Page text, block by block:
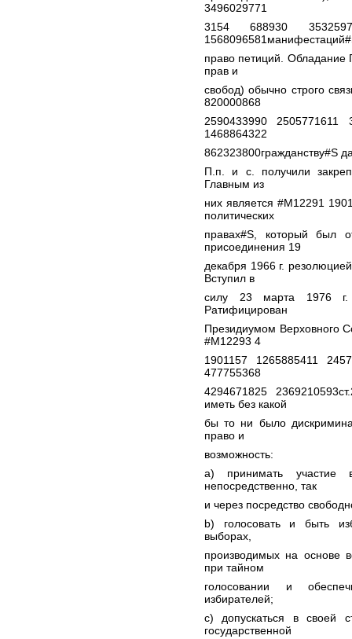
3496029771
3154 688930
право петиций. Обладание
прав и
свобод) обычно строго
820000868
2590433990 2505771611
1468864322
862323800гражданству#S
П.п. и с. получили
Главным из
них является #M12291
политических
правах#S, который был
присоединения 19
декабря 1966 г.
Вступил в
силу 23 марта 1976
Ратифицирован
Президиумом Верховного
#M12293 4
1901157 1265885411
477755368
4294671825
иметь без какой
бы то ни было
право и
возможность:
a) принимать участие
непосредственно, так
и через посредство
b) голосовать и быть
выборах,
производимых на основе
при тайном
голосовании и
избирателей;
c) допускаться в своей
государственной